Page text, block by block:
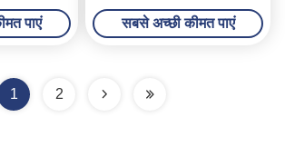
लेयर
पाएं
यांत्रिक शक्ति
सबसे अच्छी कीमत पाएं
1 2